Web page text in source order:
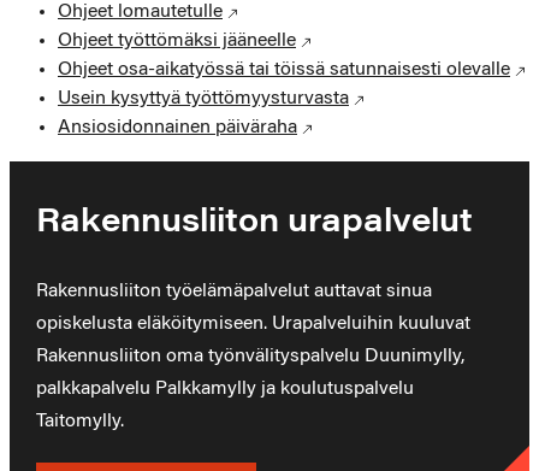
Ohjeet lomautetulle
Ohjeet työttömäksi jääneelle
Ohjeet osa-aikatyössä tai töissä satunnaisesti olevalle
Usein kysyttyä työttömyysturvasta
Ansiosidonnainen päiväraha
Rakennusliiton urapalvelut
Rakennusliiton työelämäpalvelut auttavat sinua
opiskelusta eläköitymiseen. Urapalveluihin kuuluvat
Rakennusliiton oma työnvälityspalvelu Duunimylly,
palkkapalvelu Palkkamylly ja koulutuspalvelu
Taitomylly.